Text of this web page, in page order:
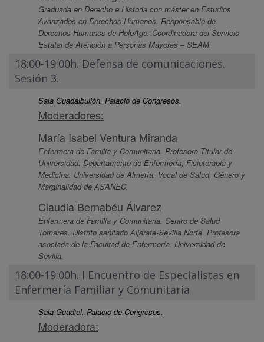
Graduada en Derecho e Historia con máster en Estudios
Avanzados en Derechos Humanos. Responsable de
Derechos Humanos de HelpAge. Coordinadora del Servicio
Estatal de Atención a Personas Mayores – SEAM.
18:00-19:00h. Defensa de comunicaciones.
Sesión 3.
Sala Guadalbullón. Palacio de Congresos.
Moderadores:
María Isabel Ventura Miranda
Enfermera de Familia y Comunitaria. Profesora Titular de
Universidad. Departamento de Enfermería, Fisioterapia y
Medicina. Universidad de Almería. Vocal de Salud, Género y
Marginalidad de ASANEC.
Claudia Bernabéu Álvarez
Enfermera de Familia y Comunitaria. Centro de Salud
Tomares. Distrito sanitario Aljarafe-Sevilla Norte. Profesora
asociada de la Facultad de Enfermería. Universidad de
Sevilla.
18:00-19:00h. I Encuentro de Especialistas en
Enfermería Familiar y Comunitaria
Sala Guadiel. Palacio de Congresos.
Moderadora: